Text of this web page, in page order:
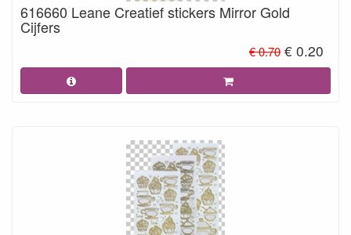
616660 Leane Creatief stickers Mirror Gold
Cijfers
€ 0.70 € 0.20